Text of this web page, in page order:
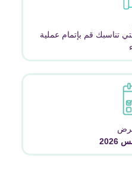
تناسبك قم بإتمام عملية
ض